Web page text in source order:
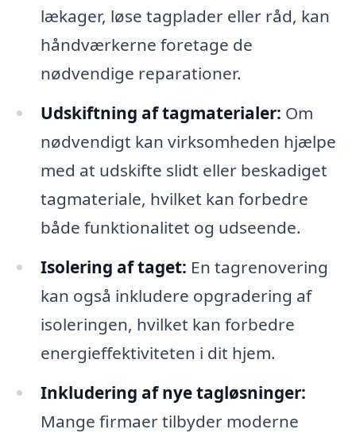
lækager, løse tagplader eller råd, kan
håndværkerne foretage de
nødvendige reparationer.
Udskiftning af tagmaterialer: Om
nødvendigt kan virksomheden hjælpe
med at udskifte slidt eller beskadiget
tagmateriale, hvilket kan forbedre
både funktionalitet og udseende.
Isolering af taget: En tagrenovering
kan også inkludere opgradering af
isoleringen, hvilket kan forbedre
energieffektiviteten i dit hjem.
Inkludering af nye tagløsninger:
Mange firmaer tilbyder moderne